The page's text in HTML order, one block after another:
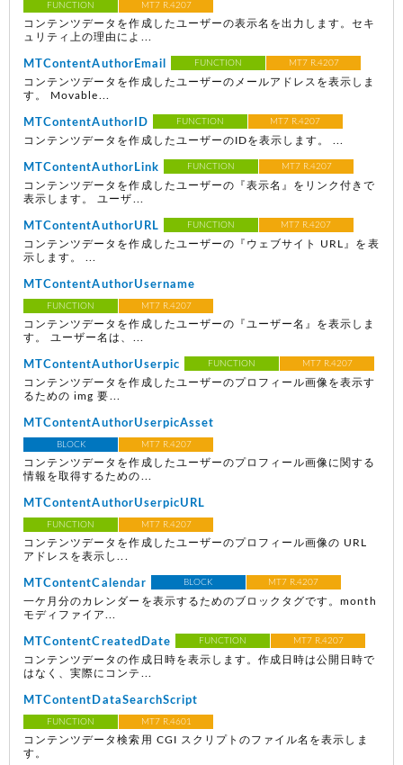
FUNCTION MT7 R.4207
コンテンツデータを作成したユーザーの表示名を出力します。セキ
ュリティ上の理由によ...
MTContentAuthorEmail FUNCTION MT7 R.4207
コンテンツデータを作成したユーザーのメールアドレスを表示しま
す。 Movable...
MTContentAuthorID FUNCTION MT7 R.4207
コンテンツデータを作成したユーザーのIDを表示します。 ...
MTContentAuthorLink FUNCTION MT7 R.4207
コンテンツデータを作成したユーザーの『表示名』をリンク付きで
表示します。 ユーザ...
MTContentAuthorURL FUNCTION MT7 R.4207
コンテンツデータを作成したユーザーの『ウェブサイト URL』を表
示します。 ...
MTContentAuthorUsername
FUNCTION MT7 R.4207
コンテンツデータを作成したユーザーの『ユーザー名』を表示しま
す。 ユーザー名は、...
MTContentAuthorUserpic FUNCTION MT7 R.4207
コンテンツデータを作成したユーザーのプロフィール画像を表示す
るための img 要...
MTContentAuthorUserpicAsset
BLOCK MT7 R.4207
コンテンツデータを作成したユーザーのプロフィール画像に関する
情報を取得するための...
MTContentAuthorUserpicURL
FUNCTION MT7 R.4207
コンテンツデータを作成したユーザーのプロフィール画像の URL
アドレスを表示し...
MTContentCalendar BLOCK MT7 R.4207
一ケ月分のカレンダーを表示するためのブロックタグです。month
モディファイア...
MTContentCreatedDate FUNCTION MT7 R.4207
コンテンツデータの作成日時を表示します。作成日時は公開日時で
はなく、実際にコンテ...
MTContentDataSearchScript
FUNCTION MT7 R.4601
コンテンツデータ検索用 CGI スクリプトのファイル名を表示しま
す。